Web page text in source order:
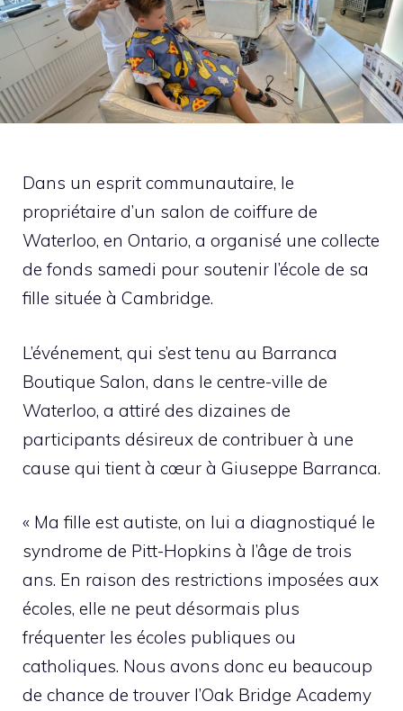
Dans un esprit communautaire, le
propriétaire d’un salon de coiffure de
Waterloo, en Ontario, a organisé une collecte
de fonds samedi pour soutenir l’école de sa
fille située à Cambridge.
L’événement, qui s’est tenu au Barranca
Boutique Salon, dans le centre-ville de
Waterloo, a attiré des dizaines de
participants désireux de contribuer à une
cause qui tient à cœur à Giuseppe Barranca.
« Ma fille est autiste, on lui a diagnostiqué le
syndrome de Pitt-Hopkins à l’âge de trois
ans. En raison des restrictions imposées aux
écoles, elle ne peut désormais plus
fréquenter les écoles publiques ou
catholiques. Nous avons donc eu beaucoup
de chance de trouver l’Oak Bridge Academy